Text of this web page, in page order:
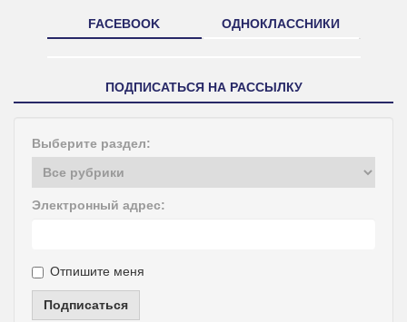
FACEBOOK ОДНОКЛАССНИКИ
ПОДПИСАТЬСЯ НА РАССЫЛКУ
Выберите раздел:
Электронный адрес:
Отпишите меня
Подписаться